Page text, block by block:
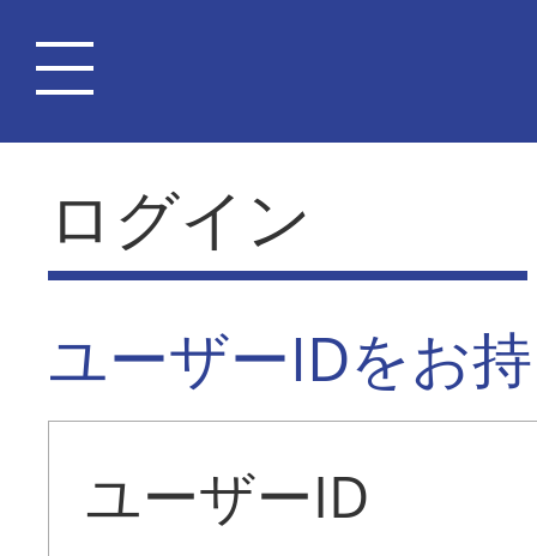
ログイン
ユーザーIDをお
ユーザーID